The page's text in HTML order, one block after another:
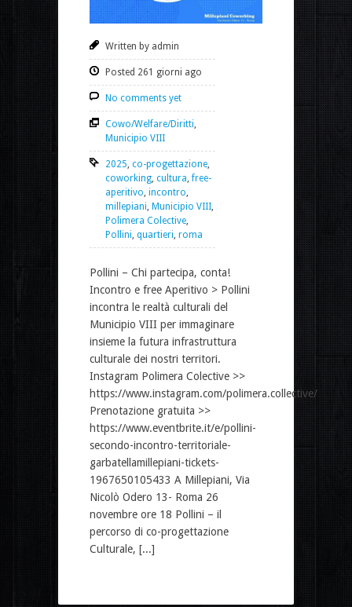
Written by admin
Posted 261 giorni ago
No comments yet
Cowo/Welfare/Diritti
Municipio VIII
2025 co-progettazione
coworking cultura ,free-
aperitivo incontro
millepiani Municipio VIII
Polimera Colective
Pollini quartieri roma
Pollini – Chi partecipa, conta!
Incontro e free Aperitivo > Pollini
incontra le realtà culturali del
Municipio VIII per immaginare
insieme la futura infrastruttura
culturale dei nostri territori.
Instagram Polimera Colective >>
https://www.instagram.com/polimera.collective/
Prenotazione gratuita >>
https://www.eventbrite.it/e/pollini-
secondo-incontro-territoriale-
garbatellamillepiani-tickets-
1967650105433 A Millepiani, Via
Nicolò Odero 13- Roma 26
novembre ore 18 Pollini – il
percorso di co-progettazione
Culturale, [...]